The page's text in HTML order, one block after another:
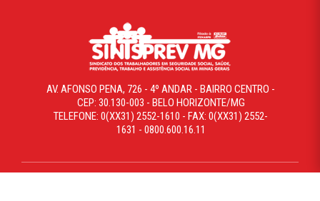
AV. AFONSO PENA, 726 - 4º ANDAR - BAIRRO CENTRO -
CEP: 30.130-003 - BELO HORIZONTE/MG
TELEFONE: 0(XX31) 2552-1610 - FAX: 0(XX31) 2552-
1631 - 0800.600.16.11